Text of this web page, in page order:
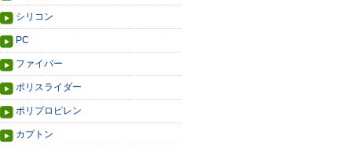
シリコン
PC
ファイバー
ポリスライダー
ポリプロピレン
カプトン